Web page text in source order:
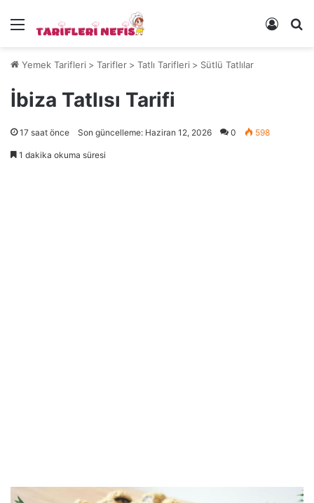
Menü Kayıt
Yemek Tarifleri > Tarifler > Tatlı Tarifleri > Sütlü Tatlılar
İbiza Tatlısı Tarifi
17 saat önce Son güncelleme: Haziran 12, 2026 0 598
1 dakika okuma süresi